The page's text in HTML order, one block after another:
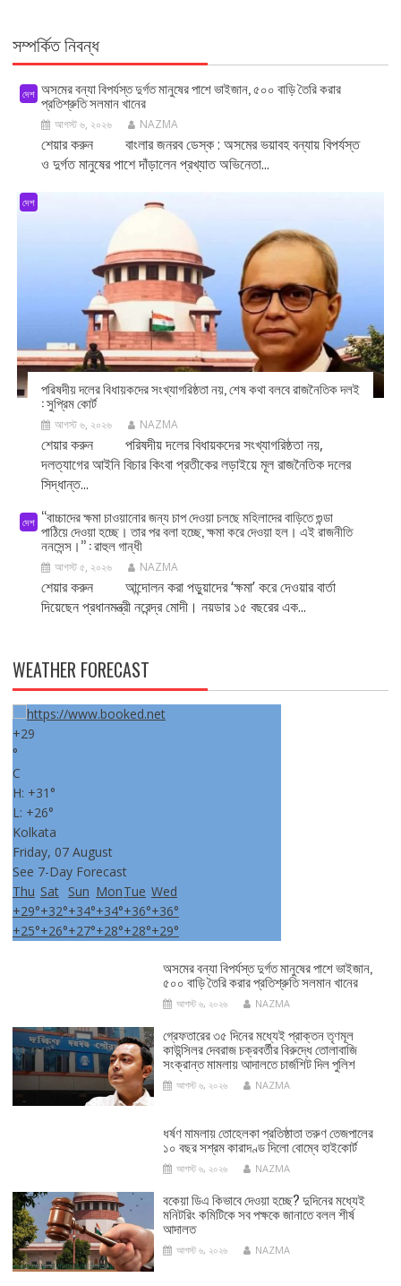
সম্পর্কিত নিবন্ধ
দেশ অসমের বন্যা বিপর্যস্ত দুর্গত মানুষের পাশে ভাইজান, ৫০০ বাড়ি তৈরি করার
প্রতিশ্রুতি সলমান খানের
আগস্ট ৬, ২০২৬ NAZMA
শেয়ার করুন বাংলার জনরব ডেস্ক : অসমের ভয়াবহ বন্যায় বিপর্যস্ত
ও দুর্গত মানুষের পাশে দাঁড়ালেন প্রখ্যাত অভিনেতা...
দেশ
পরিষদীয় দলের বিধায়কদের সংখ্যাগরিষ্ঠতা নয়, শেষ কথা বলবে রাজনৈতিক দলই
: সুপ্রিম কোর্ট
আগস্ট ৬, ২০২৬ NAZMA
শেয়ার করুন পরিষদীয় দলের বিধায়কদের সংখ্যাগরিষ্ঠতা নয়,
দলত্যাগের আইনি বিচার কিংবা প্রতীকের লড়াইয়ে মূল রাজনৈতিক দলের
সিদ্ধান্ত...
দেশ ‘‘বাচ্চাদের ক্ষমা চাওয়ানোর জন্য চাপ দেওয়া চলছে মহিলাদের বাড়িতে গুন্ডা
পাঠিয়ে দেওয়া হচ্ছে। তার পর বলা হচ্ছে, ক্ষমা করে দেওয়া হল। এই রাজনীতি
ননসেন্স।’’ : রাহুল গান্ধী
আগস্ট ৫, ২০২৬ NAZMA
শেয়ার করুন আন্দোলন করা পড়ুয়াদের ‘ক্ষমা’ করে দেওয়ার বার্তা
দিয়েছেন প্রধানমন্ত্রী নরেন্দ্র মোদী। নয়ডার ১৫ বছরের এক...
WEATHER FORECAST
+29
°
C
H: +31°
L: +26°
Kolkata
Friday, 07 August
See 7-Day Forecast
Thu Sat Sun MonTue Wed
+29°+32°+34°+34°+36°+36°
+25°+26°+27°+28°+28°+29°
অসমের বন্যা বিপর্যস্ত দুর্গত মানুষের পাশে ভাইজান,
৫০০ বাড়ি তৈরি করার প্রতিশ্রুতি সলমান খানের
আগস্ট ৬, ২০২৬ NAZMA
গ্রেফতারের ৩৫ দিনের মধ্যেই প্রাক্তন তৃণমূল
কাউন্সিলর দেবরাজ চক্রবর্তীর বিরুদ্ধে তোলাবাজি
সংক্রান্ত মামলায় আদালতে চার্জশিট দিল পুলিশ
আগস্ট ৬, ২০২৬ NAZMA
ধর্ষণ মামলায় তোহেলকা প্রতিষ্ঠাতা তরুণ তেজপালের
১০ বছর সশ্রম কারাদণ্ড দিলো বোম্বে হাইকোর্ট
আগস্ট ৬, ২০২৬ NAZMA
বকেয়া ডিএ কিভাবে দেওয়া হচ্ছে? দুদিনের মধ্যেই
মনিটরিং কমিটিকে সব পক্ষকে জানাতে বলল শীর্ষ
আদালত
আগস্ট ৬, ২০২৬ NAZMA